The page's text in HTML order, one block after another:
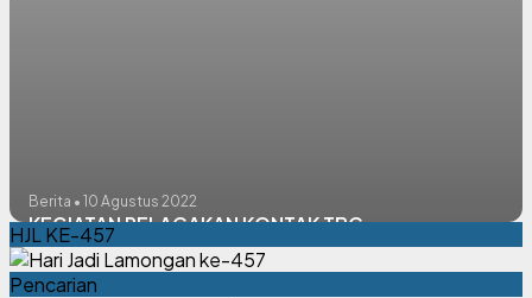
Berita • 10 Agustus 2022
KEGIATAN PELACAKAN KONTAK TBC
HJL KE-457
Pencarian